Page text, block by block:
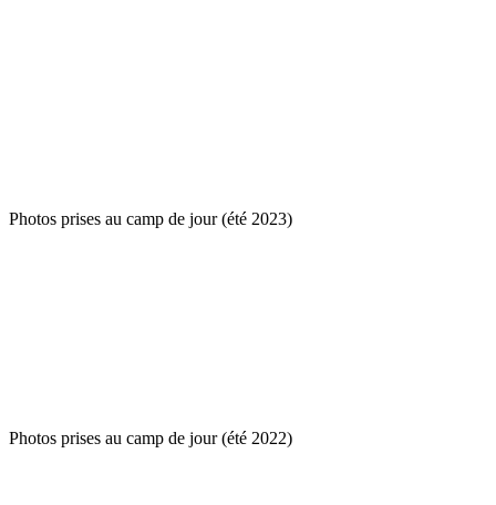
Photos prises au camp de jour (été 2023)
Photos prises au camp de jour (été 2022)